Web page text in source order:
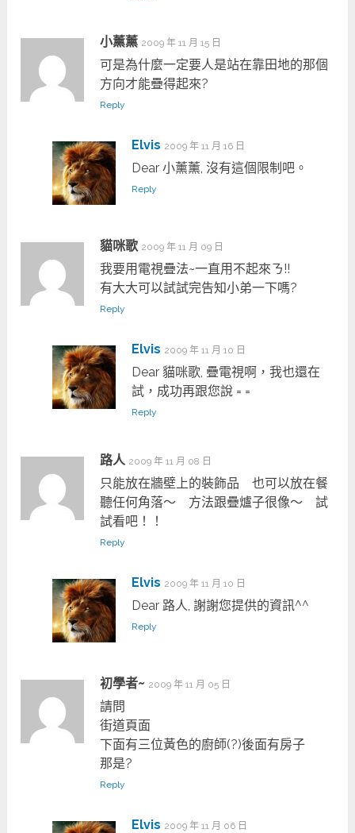
小薰薰 2009 年 11 月 15 日
可是為什麼一定要人是站在靠田地的那個
方向才能疊得起來?
Reply
Elvis 2009 年 11 月 16 日
Dear 小薰薰, 沒有這個限制吧。
Reply
貓咪歌 2009 年 11 月 09 日
我要用電視疊法~一直用不起來ㄋ!!
有大大可以試試完告知小弟一下嗎?
Reply
Elvis 2009 年 11 月 10 日
Dear 貓咪歌, 疊電視啊，我也還在
試，成功再跟您說 = =
Reply
路人 2009 年 11 月 08 日
只能放在牆壁上的裝飾品 也可以放在餐
聽任何角落～ 方法跟疊爐子很像～ 試
試看吧！！
Reply
Elvis 2009 年 11 月 10 日
Dear 路人, 謝謝您提供的資訊^^
Reply
初學者~ 2009 年 11 月 05 日
請問
街道頁面
下面有三位黃色的廚師(?)後面有房子
那是?
Reply
Elvis 2009 年 11 月 06 日